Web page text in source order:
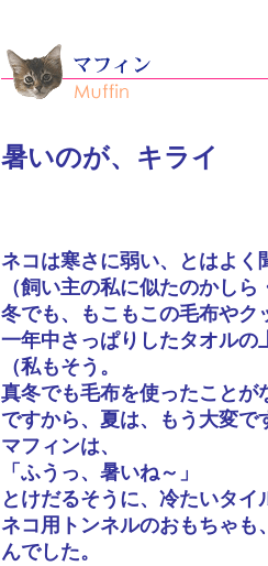
暑いのが、キライ
ネコは寒さに弱い、とはよ
（飼い主の私に似たのかしら
冬でも、もこもこの毛布やク
一年中さっぱりしたタオルの
（私もそう。
真冬でも毛布を使ったことが
ですから、夏は、もう大変で
マフィンは、
「ふうっ、暑いね～」
とけだるそうに、冷たいタ
ネコ用トンネルのおもちゃ
んでした。